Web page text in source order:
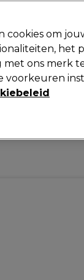
Merken
dag
cookies om
het
ons merk